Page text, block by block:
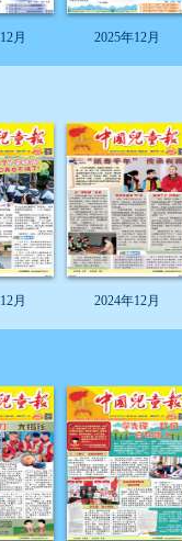
月 2025年12月
月 2024年12月